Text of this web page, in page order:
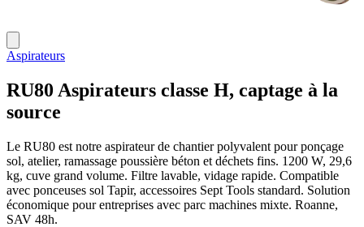
Aspirateurs
RU80 Aspirateurs classe H, captage à la
source
Le RU80 est notre aspirateur de chantier polyvalent pour ponçage
sol, atelier, ramassage poussière béton et déchets fins. 1200 W, 29,6
kg, cuve grand volume. Filtre lavable, vidage rapide. Compatible
avec ponceuses sol Tapir, accessoires Sept Tools standard. Solution
économique pour entreprises avec parc machines mixte. Roanne,
SAV 48h.